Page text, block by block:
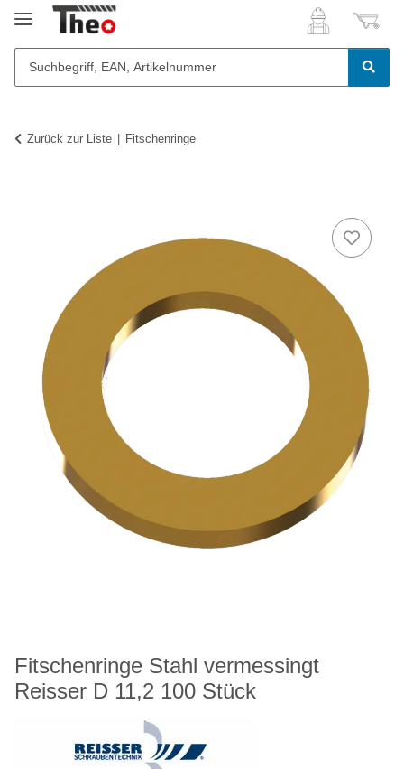
Zurück zur Liste Fitschenringe
Fitschenringe Stahl vermessingt
Reisser D 11,2 100 Stück